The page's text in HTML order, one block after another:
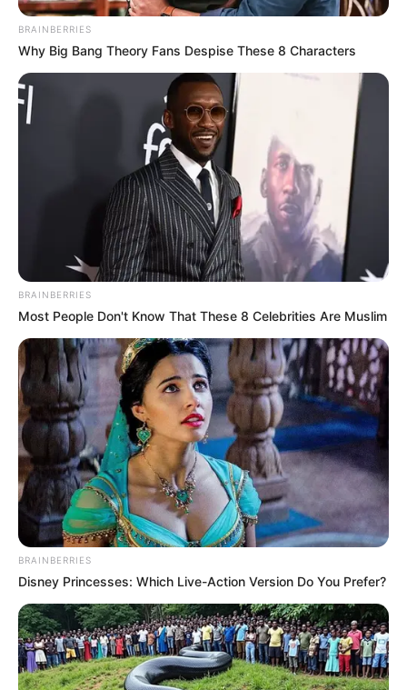
BRAINBERRIES
Why Big Bang Theory Fans Despise These 8 Characters
BRAINBERRIES
Most People Don't Know That These 8 Celebrities Are Muslim
BRAINBERRIES
Disney Princesses: Which Live-Action Version Do You Prefer?